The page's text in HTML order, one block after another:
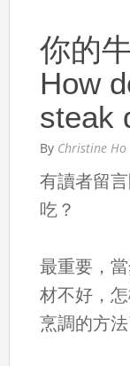
你的
How
steak
By Christine Ho
有讀者留
吃？
最重要，
材不好，
烹調的方法